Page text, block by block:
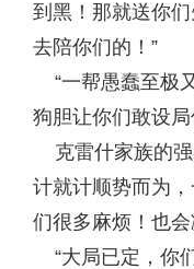
到黑！那就送你
去陪你们的！”
“一帮愚蠢至极
狗胆让你们敢设
克雷什家族的强
计就计顺势而为
们很多麻烦！也
“大局已定，你